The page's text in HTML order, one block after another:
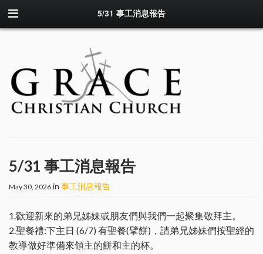
5/31 事工消息報告
5/31 事工消息報告
May 30, 2026 in 事工消息報告
1.歡迎新來的弟兄姊妹或朋友們與我們一起聚集敬拜主。
2.聖餐禮:下主日 (6/7) 有聖餐(擘餅)，請弟兄姊妹們按聖經的
教導做好準備來領主的餅和主的杯。